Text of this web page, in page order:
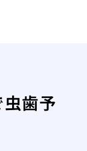
歯予